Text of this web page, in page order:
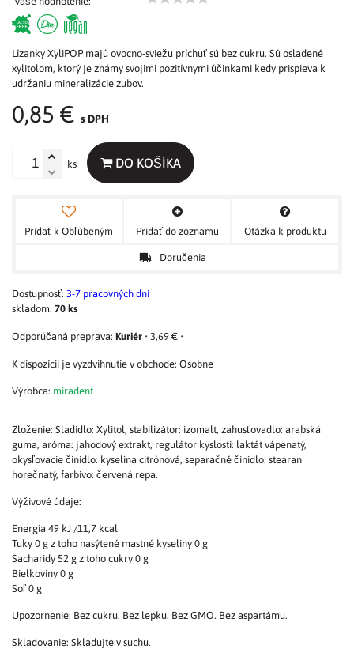
Lízanky XyliPOP majú ovocno-sviežu príchuť sú bez cukru. Sú osladené
xylitolom, ktorý je známy svojimi pozitívnymi účinkami kedy prispieva k
udržaniu mineralizácie zubov.
0,85 € s DPH
ks DO KOŠÍKA
Pridať k Obľúbeným Pridať do zoznamu Otázka k produktu
Doručenia
Dostupnosť: 3-7 pracovných dní
skladom: 70 ks
Kuriér • 3,69 € •
Osobne
Výrobca: miradent
Zloženie: Sladidlo: Xylitol, stabilizátor: izomalt, zahusťovadlo: arabská
guma, aróma: jahodový extrakt, regulátor kyslosti: laktát vápenatý,
okysľovacie činidlo: kyselina citrónová, separačné činidlo: stearan
horečnatý, farbivo: červená repa.
Výživové údaje:
Energia 49 kJ /11,7 kcal
Tuky 0 g z toho nasýtené mastné kyseliny 0 g
Sacharidy 52 g z toho cukry 0 g
Bielkoviny 0 g
Soľ 0 g
Upozornenie: Bez cukru. Bez lepku. Bez GMO. Bez aspartámu.
Skladovanie: Skladujte v suchu.